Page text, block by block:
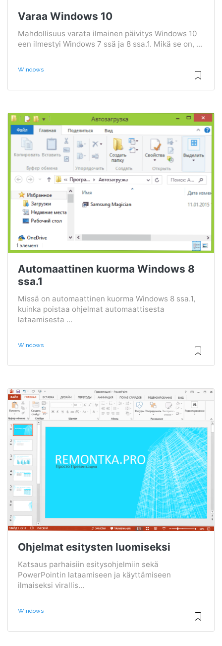
Varaa Windows 10
Mahdollisuus varata ilmainen päivitys Windows 10
een ilmestyi Windows 7 ssä ja 8 ssa.1. Mikä se on, ...
Windows
Automaattinen kuorma Windows 8
ssa.1
Missä on automaattinen kuorma Windows 8 ssa.1,
kuinka poistaa ohjelmat automaattisesta
lataamisesta ...
Windows
Ohjelmat esitysten luomiseksi
Katsaus parhaisiin esitysohjelmiin sekä
PowerPointin lataamiseen ja käyttämiseen
ilmaiseksi virallis...
Windows